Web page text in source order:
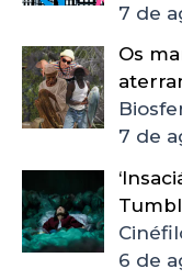
7 de
Os
7 de
6 de